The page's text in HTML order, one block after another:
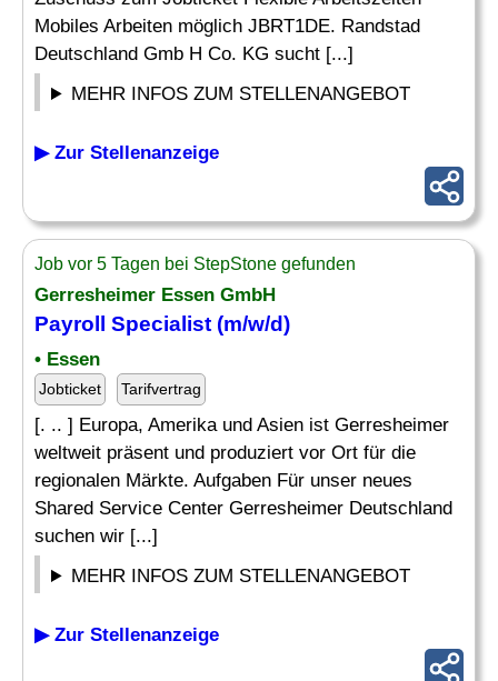
Mobiles Arbeiten möglich JBRT1DE. Randstad
Deutschland Gmb H Co. KG sucht [...]
MEHR INFOS ZUM STELLENANGEBOT
▶ Zur Stellenanzeige
Job vor 5 Tagen bei StepStone gefunden
Gerresheimer Essen GmbH
Payroll Specialist (m/w/d)
• Essen
Jobticket Tarifvertrag
[. .. ] Europa, Amerika und Asien ist Gerresheimer
weltweit präsent und produziert vor Ort für die
regionalen Märkte. Aufgaben Für unser neues
Shared Service Center Gerresheimer Deutschland
suchen wir [...]
MEHR INFOS ZUM STELLENANGEBOT
▶ Zur Stellenanzeige